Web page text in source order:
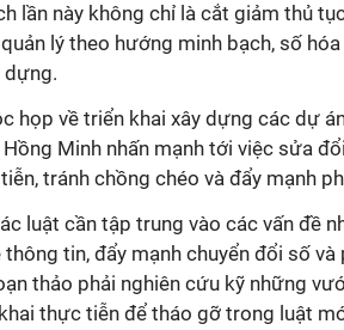
lần này không chỉ là cắt giảm thủ
lý theo hướng minh bạch, số
dựng.
họp về triển khai xây dựng các dự
Minh nhấn mạnh tới việc sửa
tránh chồng chéo và đẩy mạnh
luật cần tập trung vào các vấn đề
tin, đẩy mạnh chuyển đổi số
thảo phải nghiên cứu kỹ những
thực tiễn để tháo gỡ trong luật